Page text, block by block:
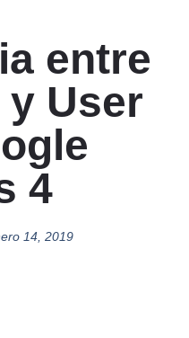
entre
y User
4
14, 2019